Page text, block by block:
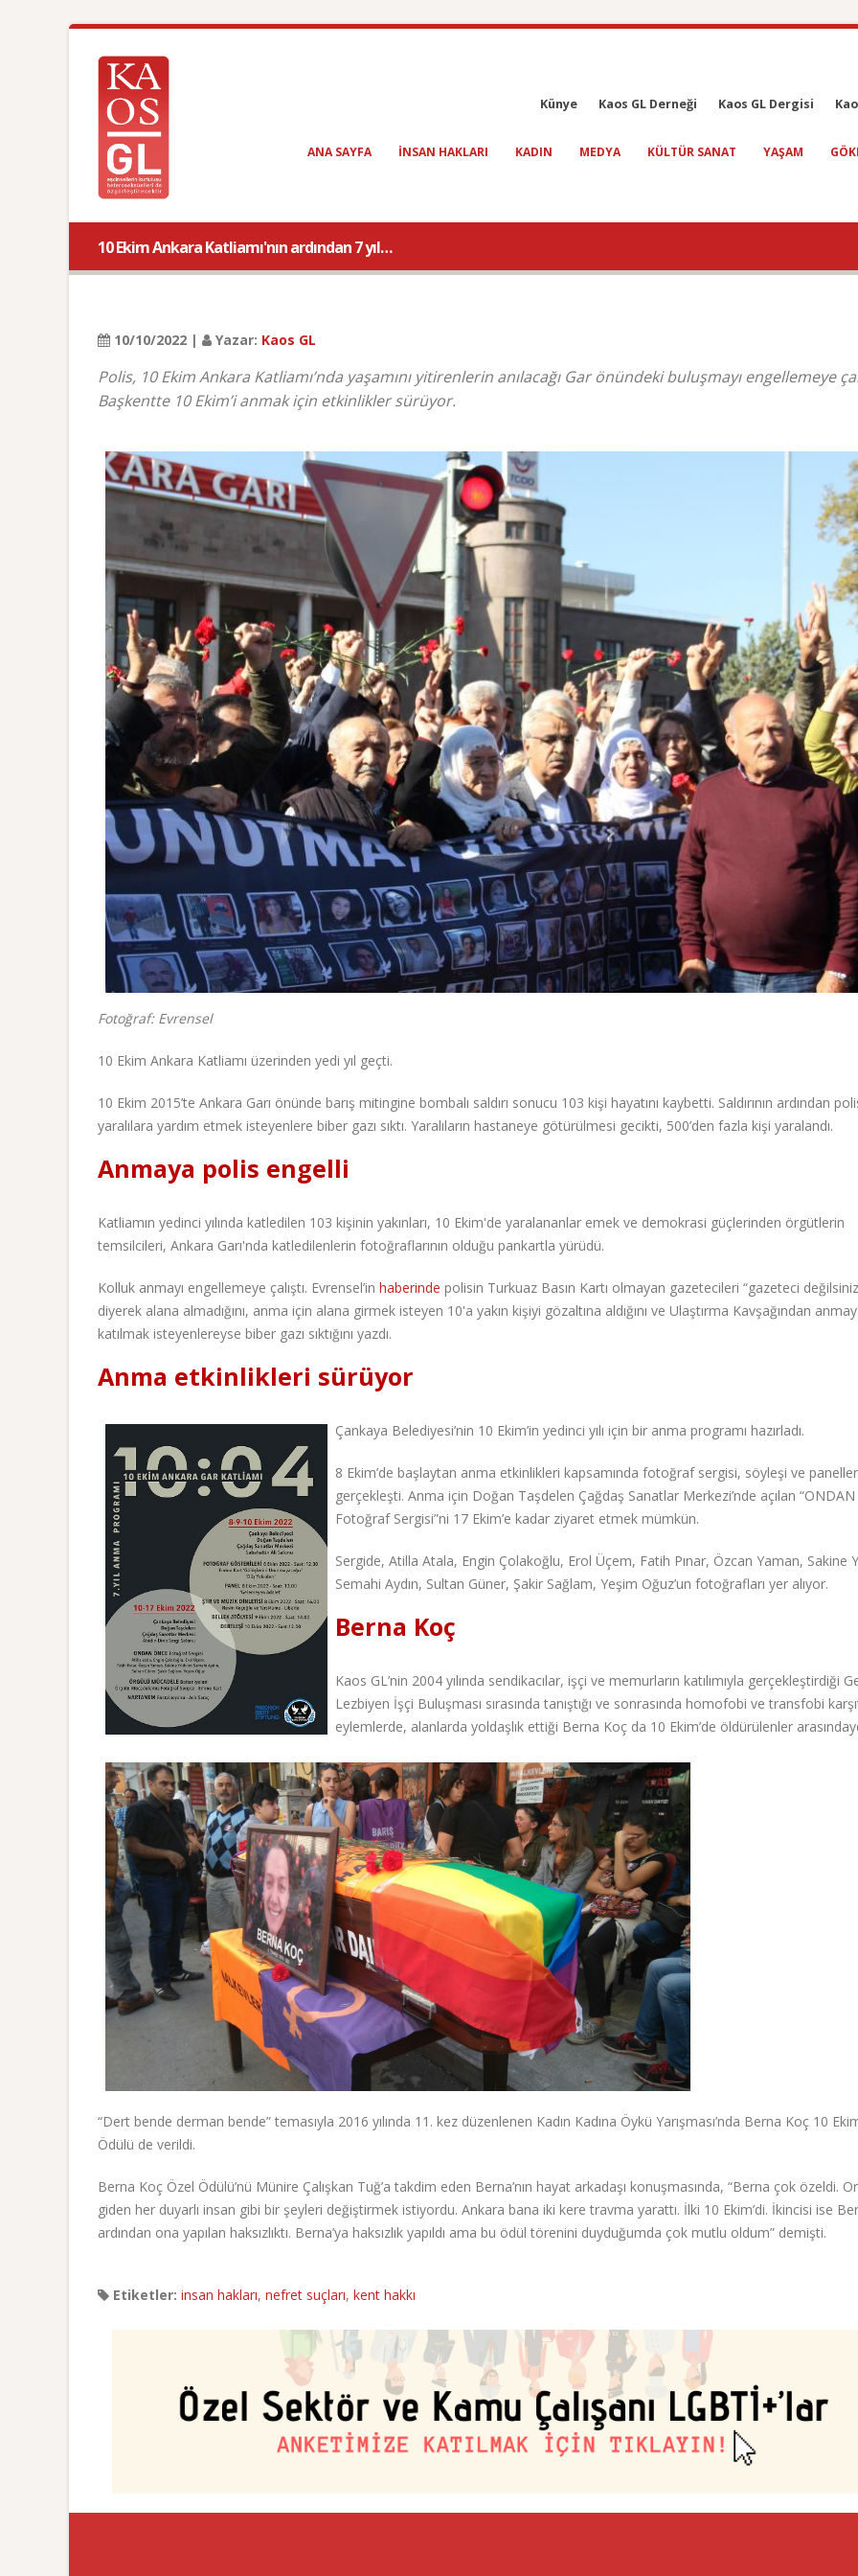
Künye Kaos GL Derneği Kaos GL Dergisi
ANA SAYFA INSAN HAKLARI KADIN MEDYA KÜLTÜR SANAT YAŞAM
10 Ekim Ankara Katliamı'nın ardından 7 yıl…
10/10/2022 | Yazar: Kaos GL
Polis, 10 Ekim Ankara Katliamı’nda yaşamını yitirenlerin anılacağı Gar önündeki buluşmayı engellemeye
Başkentte 10 Ekim’i anmak için etkinlikler sürüyor.
Fotoğraf: Evrensel
10 Ekim Ankara Katliamı üzerinden yedi yıl geçti.
10 Ekim 2015’te Ankara Garı önünde barış mitingine bombalı saldırı sonucu 103 kişi hayatını kaybetti. Saldırının ardından
yaralılara yardım etmek isteyenlere biber gazı sıktı. Yaralıların hastaneye götürülmesi gecikti, 500’den fazla kişi yaralandı.
Anmaya polis engelli
Katliamın yedinci yılında katledilen 103 kişinin yakınları, 10 Ekim'de yaralananlar emek ve demokrasi güçlerinden örgütlerin
temsilcileri, Ankara Garı'nda katledilenlerin fotoğraflarının olduğu pankartla yürüdü.
Kolluk anmayı engellemeye çalıştı. Evrensel’in haberinde polisin Turkuaz Basın Kartı olmayan gazetecileri “gazeteci
diyerek alana almadığını, anma için alana girmek isteyen 10'a yakın kişiyi gözaltına aldığını ve Ulaştırma Kavşağından
katılmak isteyenlereyse biber gazı sıktığını yazdı.
Anma etkinlikleri sürüyor
Çankaya Belediyesi’nin 10 Ekim’in yedinci yılı için bir anma programı hazırladı.
8 Ekim’de başlaytan anma etkinlikleri kapsamında fotoğraf sergisi, söyleşi ve paneller
gerçekleşti. Anma için Doğan Taşdelen Çağdaş Sanatlar Merkezi’nde açılan “ONDAN
Fotoğraf Sergisi”ni 17 Ekim’e kadar ziyaret etmek mümkün.
Sergide, Atilla Atala, Engin Çolakoğlu, Erol Üçem, Fatih Pınar, Özcan Yaman, Sakine
Semahi Aydın, Sultan Güner, Şakir Sağlam, Yeşim Oğuz’un fotoğrafları yer alıyor.
Berna Koç
Kaos GL’nin 2004 yılında sendikacılar, işçi ve memurların katılımıyla gerçekleştirdiği
Lezbiyen İşçi Buluşması sırasında tanıştığı ve sonrasında homofobi ve transfobi
eylemlerde, alanlarda yoldaşlık ettiği Berna Koç da 10 Ekim’de öldürülenler
“Dert bende derman bende” temasıyla 2016 yılında 11. kez düzenlenen Kadın Kadına Öykü Yarışması’nda Berna Koç 10
Ödülü de verildi.
Berna Koç Özel Ödülü’nü Münire Çalışkan Tuğ’a takdim eden Berna’nın hayat arkadaşı konuşmasında, “Berna çok özeldi.
giden her duyarlı insan gibi bir şeyleri değiştirmek istiyordu. Ankara bana iki kere travma yarattı. İlki 10 Ekim’di. İkincisi ise
ardından ona yapılan haksızlıktı. Berna’ya haksızlık yapıldı ama bu ödül törenini duyduğumda çok mutlu oldum” demişti.
Etiketler: insan hakları, nefret suçları, kent hakkı